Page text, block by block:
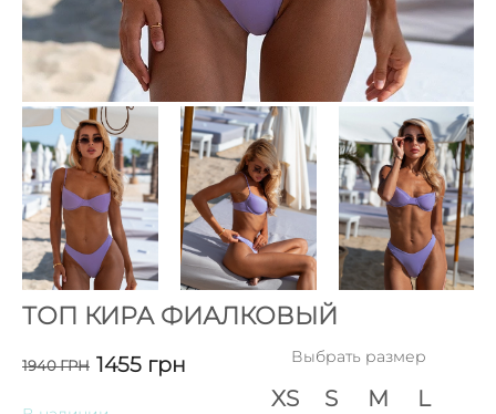
ТОП КИРА ФИАЛКОВЫЙ
1940ГРН 1455 грн Выбрать размер
XS S M L